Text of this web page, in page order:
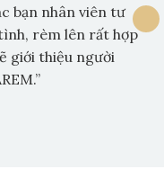
bạn nhân viên tư
rèm lên rất hợp
giới thiệu người